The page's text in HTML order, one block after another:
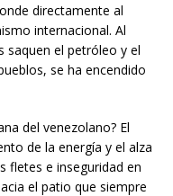
directamente al
internacional. Al
saquen el petróleo y el
se ha encendido
del venezolano? El
de la energía y el alza
fletes e inseguridad en
el patio que siempre